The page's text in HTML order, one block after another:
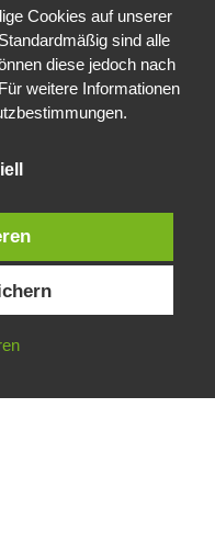
Cookies auf unserer
sind alle
diese jedoch nach
weitere Informationen